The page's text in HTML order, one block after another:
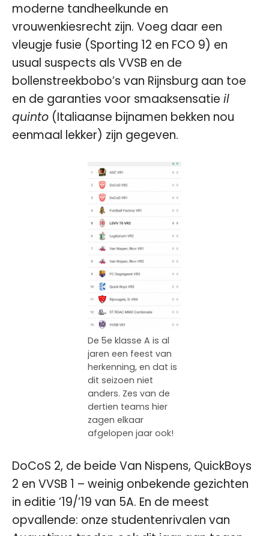
moderne tandheelkunde en
vrouwenkiesrecht zijn. Voeg daar een
vleugje fusie (Sporting 12 en FCO 9) en
usual suspects als VVSB en de
bollenstreekbobo’s van Rijnsburg aan toe
en de garanties voor smaaksensatie il
quinto (Italiaanse bijnamen bekken nou
eenmaal lekker) zijn gegeven.
De 5e klasse A is al
jaren een feest van
herkenning, en dat is
dit seizoen niet
anders. Zes van de
dertien teams hier
zagen elkaar
afgelopen jaar ook!
DoCoS 2, de beide Van Nispens, QuickBoys
2 en VVSB 1 – weinig onbekende gezichten
in editie ’19/’19 van 5A. En de meest
opvallende: onze studentenrivalen van